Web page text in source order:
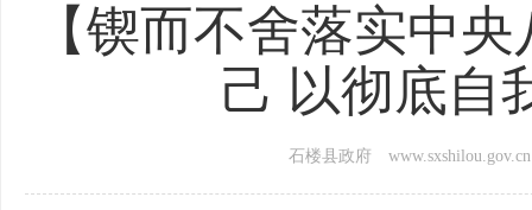
【锲而不舍落实中
己 以彻底自
石楼县政府 www.sxshilou.gov.cn